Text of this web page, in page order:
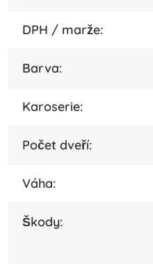
DPH / marže:
barva:
karoserie:
počet dveří:
váha:
škody: